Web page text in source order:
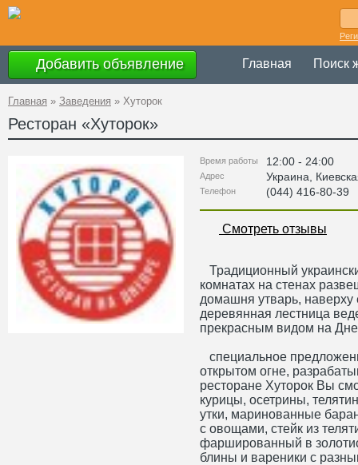
Добавить объявление Главная Поиск
Главная » Заведения » Хуторок
Ресторан «Хуторок»
Время работы 12:00 - 24:00
Адрес Украина
Телефон (044) 416-80-39
Смотреть отзывы
Традиционный
комнатах на стенах
домашня утварь, наверху
деревянная лестница
прекрасным видом на
специальное
открытом огне,
ресторане Хуторок Вы
курицы, осетрины,
утки, маринованные
с овощами, стейк из
фаршированный в
блины и вареники с